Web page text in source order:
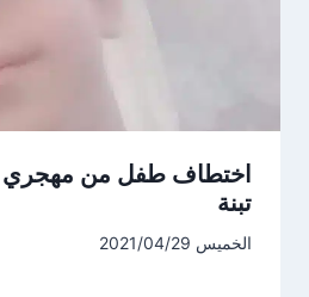
اختطاف طفل من مهجري
تبنة
الخميس 2021/04/29